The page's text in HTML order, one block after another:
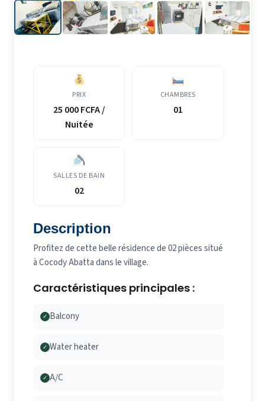
PRIX
25 000 FCFA /
Nuitée
CHAMBRES
01
SALLES DE BAIN
02
Description
Profitez de cette belle résidence de 02 pièces situé
à Cocody Abatta dans le village.
Caractéristiques principales :
✓ Balcony
✓ Water heater
✓ A/C